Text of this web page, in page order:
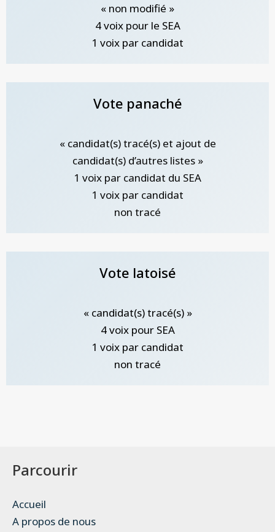
« non modifié »
4 voix pour le SEA
1 voix par candidat
Vote panaché
« candidat(s) tracé(s) et ajout de
candidat(s) d’autres listes »
1 voix par candidat du SEA
1 voix par candidat
non tracé
Vote latoisé
« candidat(s) tracé(s) »
4 voix pour SEA
1 voix par candidat
non tracé
Parcourir
Accueil
A propos de nous